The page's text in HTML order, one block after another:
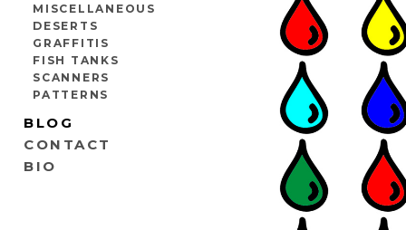
MISCELLANEOUS
DESERTS
GRAFFITIS
FISH TANKS
SCANNERS
PATTERNS
BLOG
CONTACT
BIO